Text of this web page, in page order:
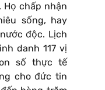
. Họ chấp nhận
sống, hay
độc. Lịch
danh 117 vị
số thực tế
cho đức tin